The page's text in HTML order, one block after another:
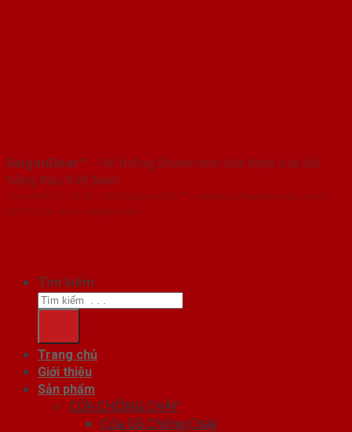
SaigonDoor™ - Hệ thống Showroom cửa thép cửa sắt
hàng đầu Việt Nam
Copyright ⓒ 2016 – 2026 SaigonDoor™ - www.cuathephanquoc.com |
Đơn vị chủ quản SaigonDoor
Tìm kiếm:
Trang chủ
Giới thiệu
Sản phẩm
CỬA CHỐNG CHÁY
Cửa Gỗ Chống Cháy